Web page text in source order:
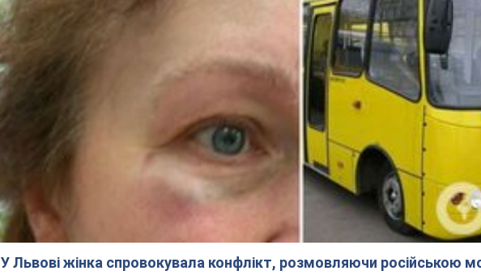
У Львові жінка спровокувала конфлікт, розмовляючи російською